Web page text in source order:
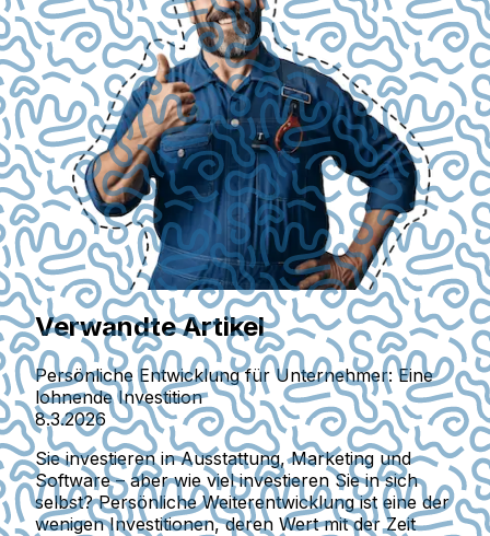
Verwandte Artikel
Persönliche Entwicklung für Unternehmer: Eine
lohnende Investition
8.3.2026
Sie investieren in Ausstattung, Marketing und
Software – aber wie viel investieren Sie in sich
selbst? Persönliche Weiterentwicklung ist eine der
wenigen Investitionen, deren Wert mit der Zeit